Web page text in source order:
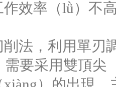
效率（lǜ）不
法，利用單刃
需要采用雙頂